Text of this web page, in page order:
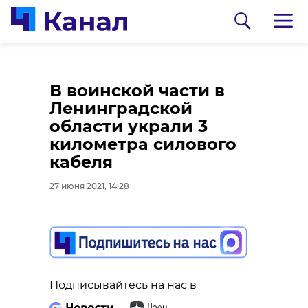
В воинской части в
Ленинградской
области украли 3
километра силового
кабеля
27 июня 2021, 14:28
Подписывайтесь на нас в
Два человека
застряли на острове
посреди реки Вуокса
после похищения
лодки
27 июня 2021, 14:13
Подписывайтесь на нас в
В Мурино
неизвестный
пытался
изнасиловать
девушку в лифте
27 июня 2021, 13:50
Подписывайтесь на нас в